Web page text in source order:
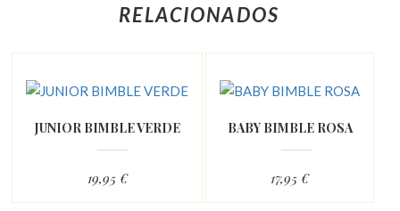
RELACIONADOS
JUNIOR BIMBLE VERDE
19,95 €
BABY BIMBLE ROSA
17,95 €